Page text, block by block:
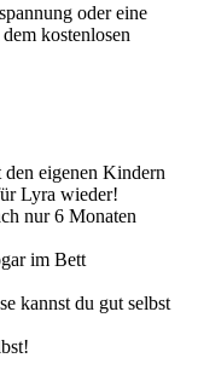
oder eine
kostenlosen
nur 6 Monaten